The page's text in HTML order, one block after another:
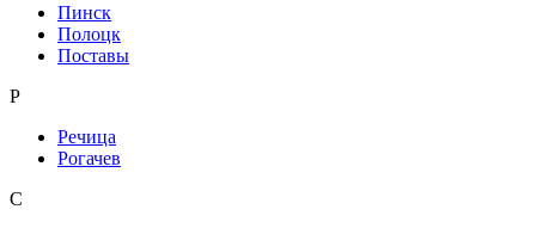
Пинск
Полоцк
Поставы
Р
Речица
Рогачев
С